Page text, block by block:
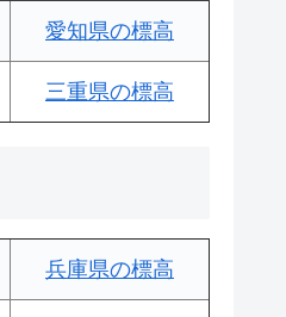
愛知県の標高
三重県の標高
兵庫県の標高